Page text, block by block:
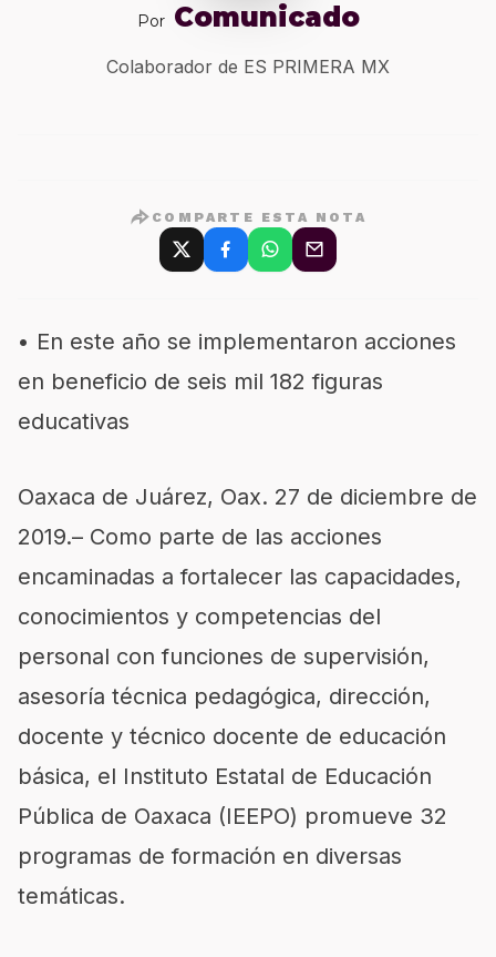
Por Comunicado
Colaborador de ES PRIMERA MX
COMPARTE ESTA NOTA
• En este año se implementaron acciones
en beneficio de seis mil 182 figuras
educativas
Oaxaca de Juárez, Oax. 27 de diciembre de
2019.– Como parte de las acciones
encaminadas a fortalecer las capacidades,
conocimientos y competencias del
personal con funciones de supervisión,
asesoría técnica pedagógica, dirección,
docente y técnico docente de educación
básica, el Instituto Estatal de Educación
Pública de Oaxaca (IEEPO) promueve 32
programas de formación en diversas
temáticas.